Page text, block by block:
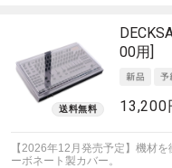
00用]
13,200
【2026年12月発売予定】機材
ーボネート製カバー。